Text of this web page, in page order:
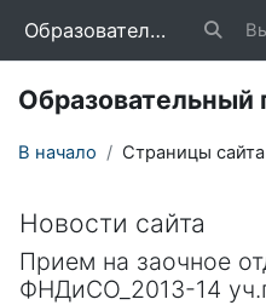
Образовательный портал «Школа»
Образовательный
В начало Страницы сайта
Новости сайта
Прием на заочное
ФНДиСО_2013-14